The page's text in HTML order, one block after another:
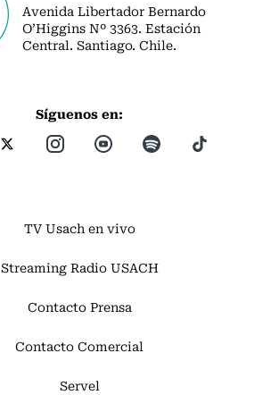
Avenida Libertador Bernardo
O’Higgins Nº 3363. Estación
Central. Santiago. Chile.
Síguenos en:
TV Usach en vivo
Streaming Radio USACH
Contacto Prensa
Contacto Comercial
Servel